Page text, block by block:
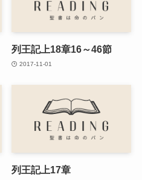
列王記上18章16～46節
2017-11-01
列王記上17章